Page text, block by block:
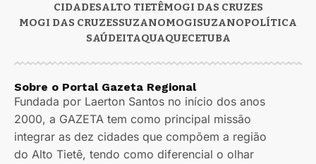
CIDADESALTO TIETÊMOGI DAS CRUZES
MOGI DAS CRUZESSUZANOMOGISUZANOPOLÍTICA
SAÚDEITAQUAQUECETUBA
Sobre o Portal Gazeta Regional
Fundada por Laerton Santos no início dos anos
2000, a GAZETA tem como principal missão
integrar as dez cidades que compõem a região
do Alto Tietê, tendo como diferencial o olhar